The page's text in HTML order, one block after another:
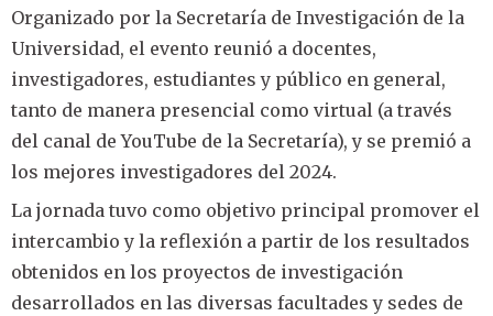
Organizado por la Secretaría de Investigación de la
Universidad, el evento reunió a docentes,
investigadores, estudiantes y público en general,
tanto de manera presencial como virtual (a través
del canal de YouTube de la Secretaría), y se premió a
los mejores investigadores del 2024.
La jornada tuvo como objetivo principal promover el
intercambio y la reflexión a partir de los resultados
obtenidos en los proyectos de investigación
desarrollados en las diversas facultades y sedes de